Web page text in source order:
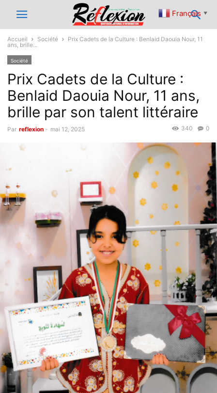
Accueil Société
Prix Cadets de la Culture : Benlaid Daouia Nour, 11
ans, brille...
Société
Prix Cadets de la Culture :
Benlaid Daouia Nour, 11 ans,
brille par son talent littéraire
Par reflexion - mai 12, 2025 0
340
Français ▼